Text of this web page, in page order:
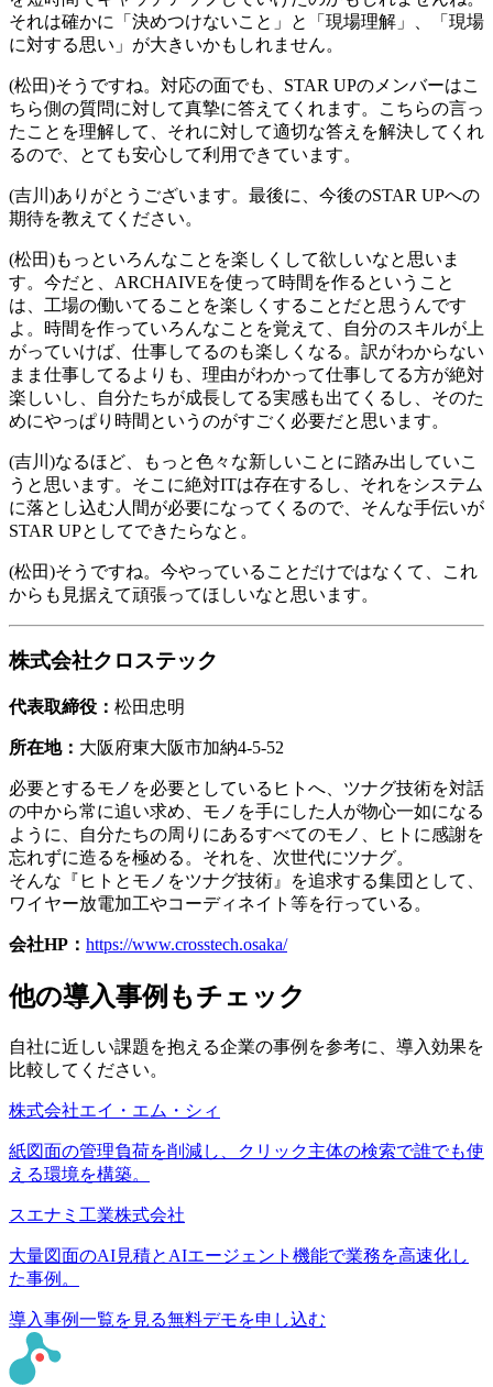
それは確かに「決めつけないこと」と「現場理解」、「現場
に対する思い」が大きいかもしれません。
(松田)そうですね。対応の面でも、STAR UPのメンバーはこ
ちら側の質問に対して真摯に答えてくれます。こちらの言っ
たことを理解して、それに対して適切な答えを解決してくれ
るので、とても安心して利用できています。
(吉川)ありがとうございます。最後に、今後のSTAR UPへの
期待を教えてください。
(松田)もっといろんなことを楽しくして欲しいなと思いま
す。今だと、ARCHAIVEを使って時間を作るということ
は、工場の働いてることを楽しくすることだと思うんです
よ。時間を作っていろんなことを覚えて、自分のスキルが上
がっていけば、仕事してるのも楽しくなる。訳がわからない
まま仕事してるよりも、理由がわかって仕事してる方が絶対
楽しいし、自分たちが成長してる実感も出てくるし、そのた
めにやっぱり時間というのがすごく必要だと思います。
(吉川)なるほど、もっと色々な新しいことに踏み出していこ
うと思います。そこに絶対ITは存在するし、それをシステム
に落とし込む人間が必要になってくるので、そんな手伝いが
STAR UPとしてできたらなと。
(松田)そうですね。今やっていることだけではなくて、これ
からも見据えて頑張ってほしいなと思います。
株式会社クロステック
代表取締役： 松田忠明
所在地： 大阪府東大阪市加納4-5-52
必要とするモノを必要としているヒトへ、ツナグ技術を対話
の中から常に追い求め、モノを手にした人が物心一如になる
ように、自分たちの周りにあるすべてのモノ、ヒトに感謝を
忘れずに造るを極める。それを、次世代にツナグ。
そんな『ヒトとモノをツナグ技術』を追求する集団として、
ワイヤー放電加工やコーディネイト等を行っている。
会社HP： https://www.crosstech.osaka/
他の導入事例もチェック
自社に近しい課題を抱える企業の事例を参考に、導入効果を
比較してください。
株式会社エイ・エム・シィ
紙図面の管理負荷を削減し、クリック主体の検索で誰でも使
える環境を構築。
スエナミ工業株式会社
大量図面のAI見積とAIエージェント機能で業務を高速化し
た事例。
導入事例一覧を見る無料デモを申し込む